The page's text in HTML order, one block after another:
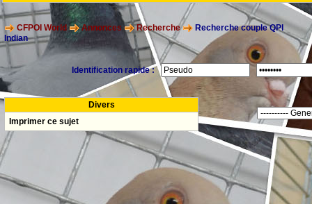
CFPOI World Annonces Recherche
Recherche couple QPI
Indian
Identification rapide :
Divers
Imprimer ce sujet